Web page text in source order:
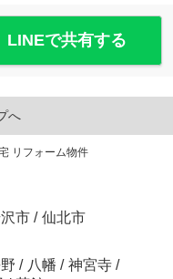
LINEで共有する
へ
リフォーム物件
市 / 仙北市
/ 八幡 / 神宮寺 /